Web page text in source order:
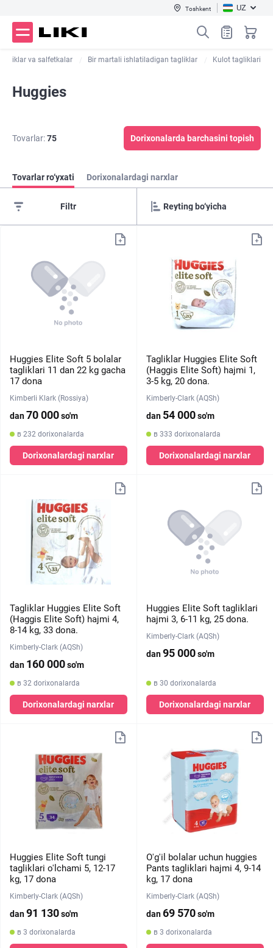
Toshkent UZ
va salfetkalar Bir martali ishlatiladigan tagliklar Kulot tagliklari
Huggies
Tovarlar:75 Dorixonalarda barchasini topish
Tovarlar ro‘yxati Dorixonalardagi narxlar
Filtr
Huggies Elite Soft 5 bolalar
tagliklari 11 dan 22 kg gacha
17 dona
Kimberli Klark (Rossiya)
dan70 000so'm
в 232 dorixonalarda
Dorixonalardagi narxlar
Tagliklar Huggies Elite Soft
(Haggis Elite Soft) hajmi 1,
3-5 kg, 20 dona.
Kimberly-Clark (AQSh)
dan 54 000so'm
в 333 dorixonalarda
Dorixonalardagi narxlar
Tagliklar Huggies Elite Soft
(Haggis Elite Soft) hajmi 4,
8-14 kg, 33 dona.
Kimberly-Clark (AQSh)
dan 160 000so'm
в 32 dorixonalarda
Dorixonalardagi narxlar
Huggies Elite Soft tagliklari
hajmi 3, 6-11 kg, 25 dona.
Kimberly-Clark (AQSh)
dan95 000so'm
в 30 dorixonalarda
Dorixonalardagi narxlar
Huggies Elite Soft tungi
tagliklari o'lchami 5, 12-17
kg, 17 dona
Kimberly-Clark (AQSh)
dan91 130so'm
в 3 dorixonalarda
O'g'il bolalar uchun huggies
Pants tagliklari hajmi 4, 9-14
kg, 17 dona
Kimberly-Clark (AQSh)
dan69 570so'm
в 3 dorixonalarda